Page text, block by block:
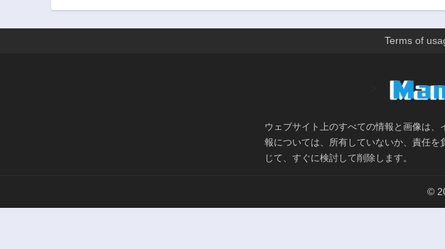
Terms of
ウェブサイト上のすべての情報と画像は
報については、所有していないか、責任
じて、すぐに検討して削除します。
©